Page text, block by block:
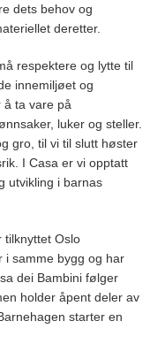
dets behov og
deretter.
respektere og lytte til
innemiljøet og
å ta vare på
luker og steller.
gro, til vi til slutt høster
I Casa er vi opptatt
utvikling i barnas
tilknyttet Oslo
i samme bygg og har
dei Bambini følger
holder åpent deler av
starter en